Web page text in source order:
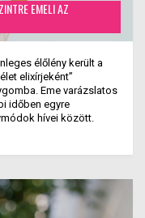
EMELI AZ
élőlény került a
elixírjeként”
Eme varázslatos
időben egyre
hívei között.